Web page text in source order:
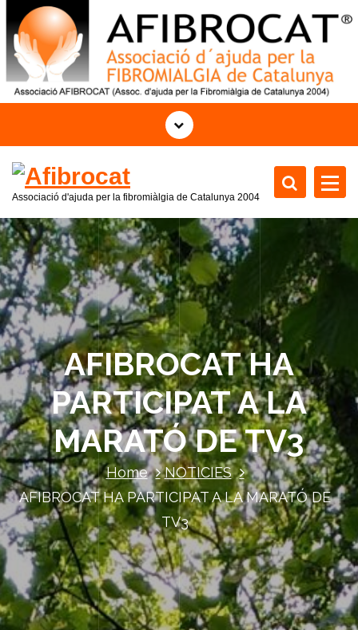
o
n
t
Associació d'ajuda per la fibromiàlgia de Catalunya 2004
AFIBROCAT HA
PARTICIPAT A LA
MARATÓ DE TV3
Home
NOTICIES
AFIBROCAT HA PARTICIPAT A LA MARATÓ DE
TV3